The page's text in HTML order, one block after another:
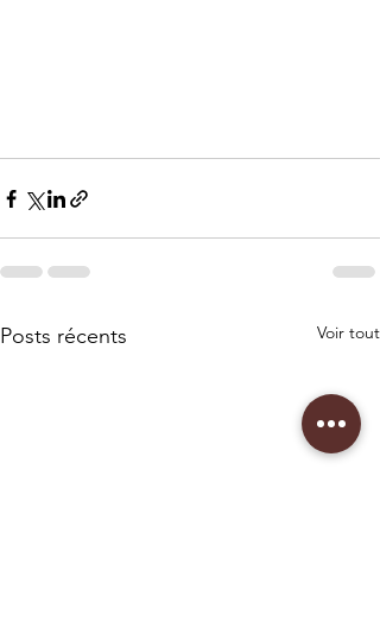
Posts récents Voir tout